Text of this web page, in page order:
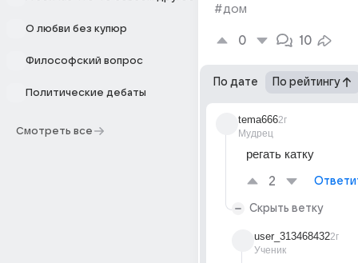
О любви без купюр
Философский вопрос
Политические дебаты
Смотреть все
#дом
0 10
По дате По рейтингу
tema666
Мудрец
2г
регать катку
2
Скрыть ветку
user_313468432
Ученик
2г